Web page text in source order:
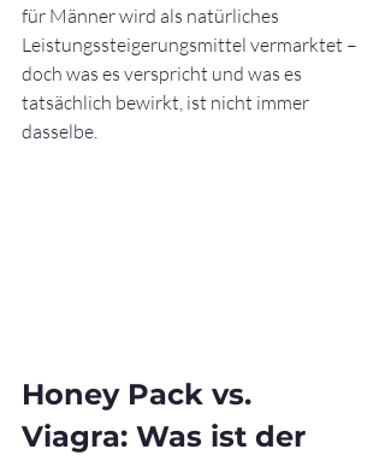
für Männer wird als natürliches
Leistungssteigerungsmittel vermarktet –
doch was es verspricht und was es
tatsächlich bewirkt, ist nicht immer
dasselbe.
Honey Pack vs.
Viagra: Was ist der